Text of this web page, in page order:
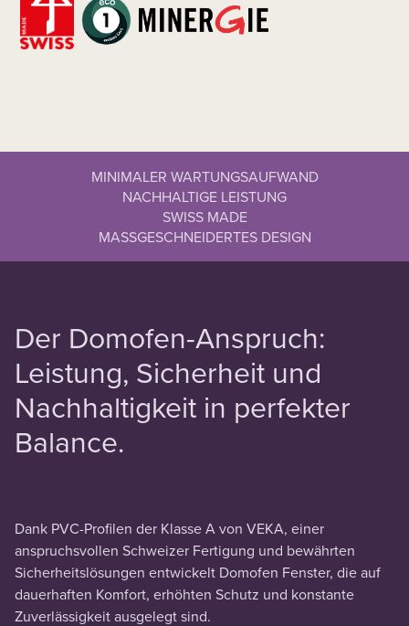
MINIMALER WARTUNGSAUFWAND
NACHHALTIGE LEISTUNG
SWISS MADE
MASSGESCHNEIDERTES DESIGN
Der Domofen-Anspruch:
Leistung, Sicherheit und
Nachhaltigkeit in perfekter
Balance.
Dank PVC-Profilen der Klasse A von VEKA, einer
anspruchsvollen Schweizer Fertigung und bewährten
Sicherheitslösungen entwickelt Domofen Fenster, die auf
dauerhaften Komfort, erhöhten Schutz und konstante
Zuverlässigkeit ausgelegt sind.